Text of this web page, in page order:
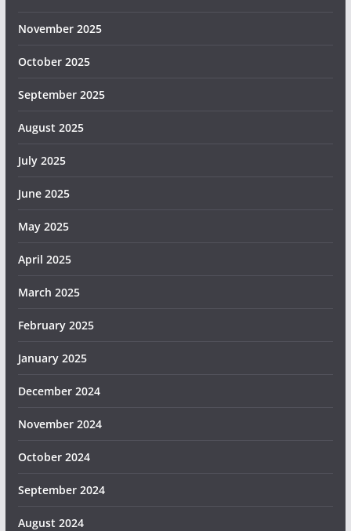
November 2025
October 2025
September 2025
August 2025
July 2025
June 2025
May 2025
April 2025
March 2025
February 2025
January 2025
December 2024
November 2024
October 2024
September 2024
August 2024